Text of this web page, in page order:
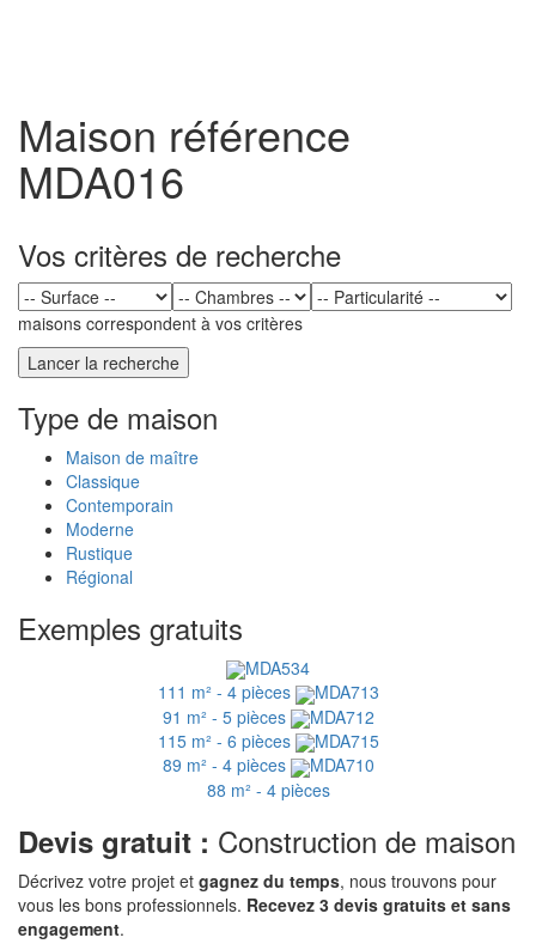
Maison référence
MDA016
Vos critères de recherche
maisons correspondent à vos critères
Type de maison
Maison de maître
Classique
Contemporain
Moderne
Rustique
Régional
Exemples gratuits
MDA534
111 m² - 4 pièces
MDA713
91 m² - 5 pièces
MDA712
115 m² - 6 pièces
MDA715
89 m² - 4 pièces
MDA710
88 m² - 4 pièces
Devis gratuit : Construction de maison
Décrivez votre projet et gagnez du temps, nous trouvons pour
vous les bons professionnels. Recevez 3 devis gratuits et sans
engagement.